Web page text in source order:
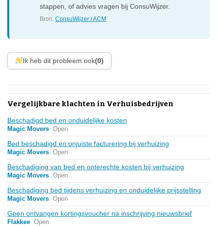
stappen, of advies vragen bij ConsuWijzer.
Bron:ConsuWijzer / ACM
Ik heb dit probleem ook(0)
Vergelijkbare klachten in Verhuisbedrijven
Beschadigd bed en onduidelijke kosten
Magic Movers Open
Bed beschadigd en onjuiste facturering bij verhuizing
Magic Movers Open
Beschadiging van bed en onterechte kosten bij verhuizing
Magic Movers Open
Beschadiging bed tijdens verhuizing en onduidelijke prijsstelling
Magic Movers Open
Geen ontvangen kortingsvoucher na inschrijving nieuwsbrief
Flakkee Open